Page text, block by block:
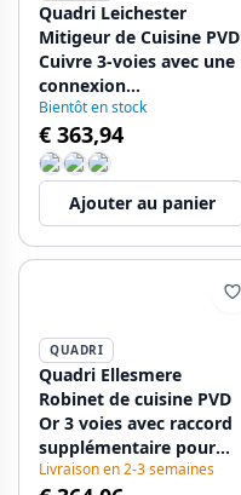
Quadri Leichester
Mitigeur de Cuisine PVD
Cuivre 3-voies avec une
connexion
supplémentaire pour
l'eau filtrée 1208967670
Bientôt en stock
€ 363,94
Ajouter au panier
QUADRI
Quadri Ellesmere
Robinet de cuisine PVD
Or 3 voies avec raccord
supplémentaire pour
eau filtrée 1208967781
Livraison en 2-3 semaines